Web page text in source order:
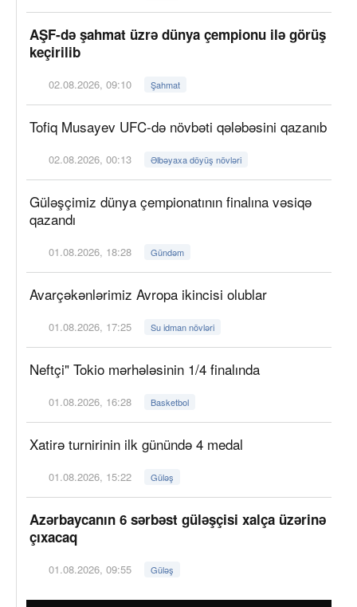
AŞF-də şahmat üzrə dünya çempionu ilə görüş
keçirilib
02.08.2026, 09:10 Şahmat
Tofiq Musayev UFC-də növbəti qələbəsini qazanıb
02.08.2026, 00:13 Əlbəyaxa döyüş növləri
Güləşçimiz dünya çempionatının finalına vəsiqə
qazandı
01.08.2026, 18:28 Gündəm
Avarçəkənlərimiz Avropa ikincisi olublar
01.08.2026, 17:25 Su idman növləri
Neftçi" Tokio mərhələsinin 1/4 finalında
01.08.2026, 16:28 Basketbol
Xatirə turnirinin ilk günündə 4 medal
01.08.2026, 15:22 Güləş
Azərbaycanın 6 sərbəst güləşçisi xalça üzərinə
çıxacaq
01.08.2026, 09:55 Güləş